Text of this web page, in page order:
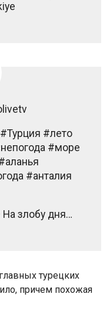
#лето
#море
#анталия
злобу дня…
турецких
причем похожая